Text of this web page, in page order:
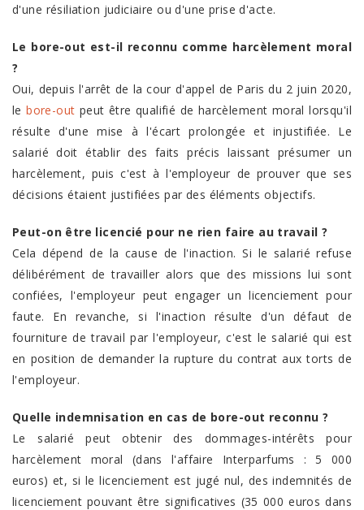
d'une résiliation judiciaire ou d'une prise d'acte.
Le bore-out est-il reconnu comme harcèlement moral
?
Oui, depuis l'arrêt de la cour d'appel de Paris du 2 juin 2020,
lebore-out peut être qualifié de harcèlement moral lorsqu'il
résulte d'une mise à l'écart prolongée et injustifiée. Le
salarié doit établir des faits précis laissant présumer un
harcèlement, puis c'est à l'employeur de prouver que ses
décisions étaient justifiées par des éléments objectifs.
Peut-on être licencié pour ne rien faire au travail ?
Cela dépend de la cause de l'inaction. Si le salarié refuse
délibérément de travailler alors que des missions lui sont
confiées, l'employeur peut engager un licenciement pour
faute. En revanche, si l'inaction résulte d'un défaut de
fourniture de travail par l'employeur, c'est le salarié qui est
en position de demander la rupture du contrat aux torts de
l'employeur.
Quelle indemnisation en cas de bore-out reconnu ?
Le salarié peut obtenir des dommages-intérêts pour
harcèlement moral (dans l'affaire Interparfums : 5 000
euros) et, si le licenciement est jugé nul, des indemnités de
licenciement pouvant être significatives (35 000 euros dans